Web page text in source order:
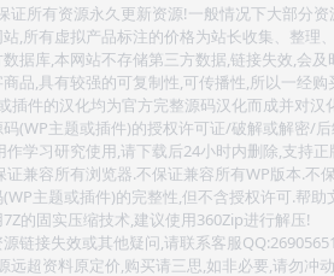
证所有资源永久更新资源!一般情况下大部分
,所有虚拟产品标注的价格为站长收集、整理
据库,本网站不存储第三方数据,链接失效,会
品,具有较强的可复制性,可传播性,所以一经购
插件的汉化均为官方完整源码汉化而成并对汉
(WP主题或插件)的授权许可证/破解或解密/
作学习研究使用,请下载后24小时内删除,支持
证兼容所有浏览器.不保证兼容所有WP版本.不
主题或插件)的完整性,但不含授权许可.帮
的固实压缩技术,建议使用360Zip进行解压!
链接失效或其他疑问,请联系客服
超资料原定价,购买请三思,如非必要,请勿冲